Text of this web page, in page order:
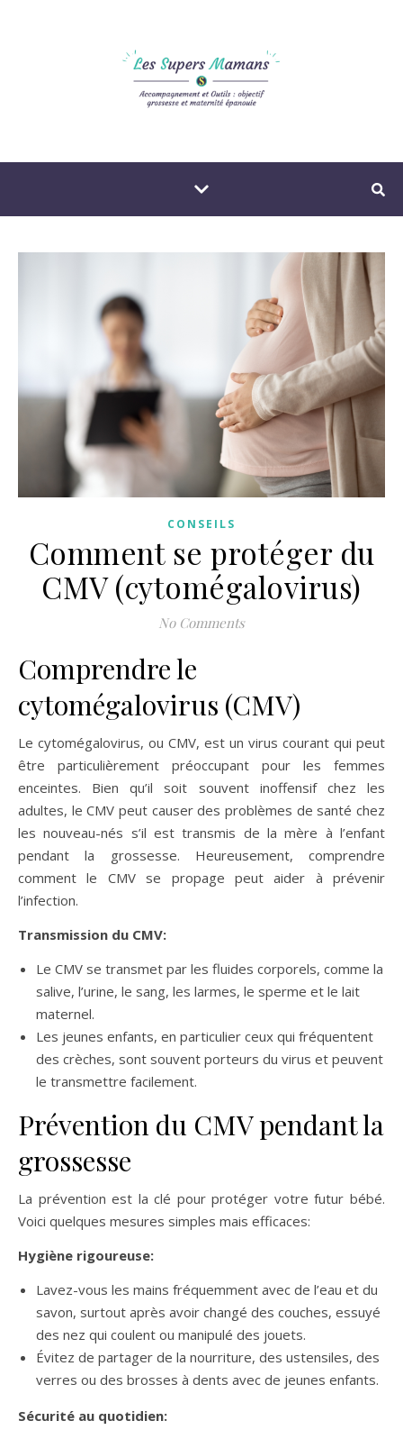
CONSEILS
Comment se protéger du
CMV (cytomégalovirus)
No Comments
Comprendre le
cytomégalovirus (CMV)
Le cytomégalovirus, ou CMV, est un virus courant qui peut
être particulièrement préoccupant pour les femmes
enceintes. Bien qu’il soit souvent inoffensif chez les
adultes, le CMV peut causer des problèmes de santé chez
les nouveau-nés s’il est transmis de la mère à l’enfant
pendant la grossesse. Heureusement, comprendre
comment le CMV se propage peut aider à prévenir
l’infection.
Transmission du CMV:
Le CMV se transmet par les fluides corporels, comme la
salive, l’urine, le sang, les larmes, le sperme et le lait
maternel.
Les jeunes enfants, en particulier ceux qui fréquentent
des crèches, sont souvent porteurs du virus et peuvent
le transmettre facilement.
Prévention du CMV pendant la
grossesse
La prévention est la clé pour protéger votre futur bébé.
Voici quelques mesures simples mais efficaces:
Hygiène rigoureuse:
Lavez-vous les mains fréquemment avec de l’eau et du
savon, surtout après avoir changé des couches, essuyé
des nez qui coulent ou manipulé des jouets.
Évitez de partager de la nourriture, des ustensiles, des
verres ou des brosses à dents avec de jeunes enfants.
Sécurité au quotidien: